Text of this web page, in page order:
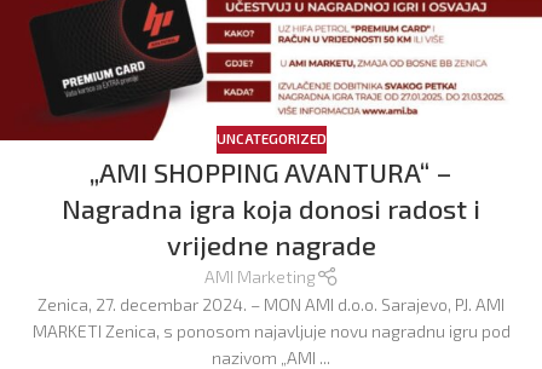
UNCATEGORIZED
„AMI SHOPPING AVANTURA“ –
Nagradna igra koja donosi radost i
vrijedne nagrade
AMI Marketing
Zenica, 27. decembar 2024. – MON AMI d.o.o. Sarajevo, PJ. AMI
MARKETI Zenica, s ponosom najavljuje novu nagradnu igru pod
nazivom „AMI ...